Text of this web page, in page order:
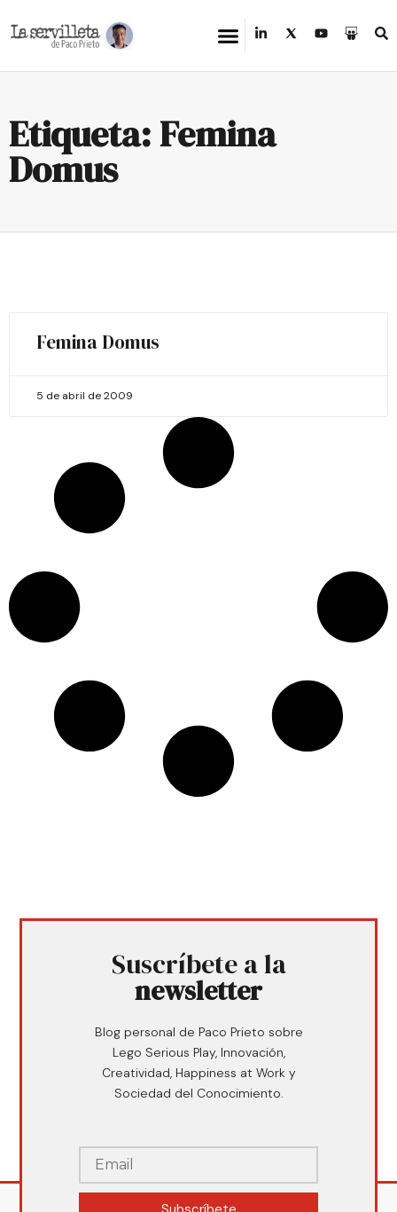
Etiqueta: Femina
Domus
Femina Domus
5 de abril de 2009
Suscríbete a la
newsletter
Blog personal de Paco Prieto sobre
Lego Serious Play, Innovación,
Creatividad, Happiness at Work y
Sociedad del Conocimiento.